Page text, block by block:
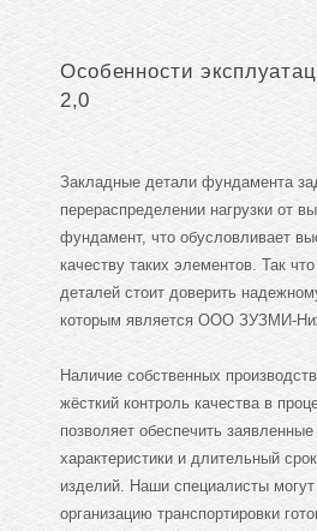
Особенности
2,0
Закладные детали фундамента
перераспределении нагрузки от
фундамент, что обусловливает
качеству таких элементов. Так
деталей стоит доверить
которым является ООО ЗУЗМИ-
Наличие собственных
жёсткий контроль качества в
позволяет обеспечить
характеристики и длительный
изделий. Наши специалисты могут
организацию транспортировки